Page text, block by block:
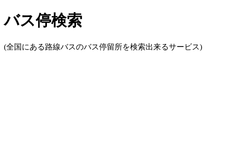
バス停検索
(全国にある路線バスのバス停留所を検索出来るサービス)